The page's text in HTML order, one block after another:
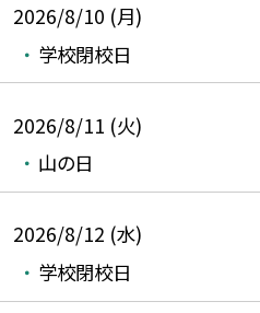
2026/8/10 (月)
学校閉校日
2026/8/11 (火)
山の日
2026/8/12 (水)
学校閉校日